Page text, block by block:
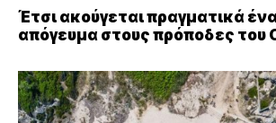
Έτσι ακούγεται πραγματικά
απόγευμα στους πρόποδες του